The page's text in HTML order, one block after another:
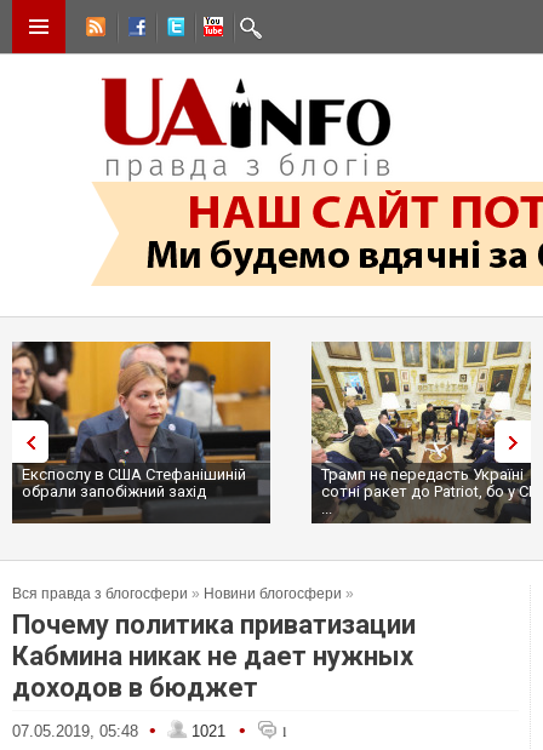
Трамп не передасть Україні
сотні ракет до Patriot, бо у США
...
Вибух у ресторані в
ціллю був головком ВКС
пр...
Вся правда з блогосфери » Новини блогосфери »
Почему политика приватизации
Кабмина никак не дает нужных
доходов в бюджет
07.05.2019, 05:48 • 1021 • 1